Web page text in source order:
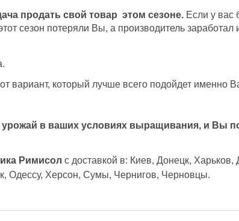
продать свой товар этом сезоне. Если у вас
сезон потеряли Вы, а производитель
вариант, который лучше всего подойдет именно
в ваших условиях выращивания, и Вы
Римисол с доставкой в: Киев, Донецк, Харьков,
Одессу, Херсон, Сумы, Чернигов, Черновцы.